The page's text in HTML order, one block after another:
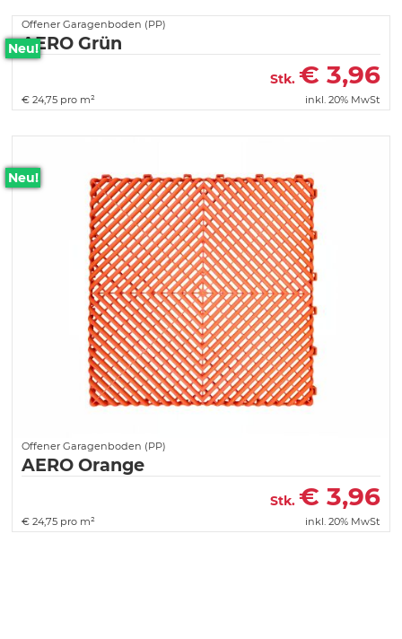
Neu!
Offener Garagenboden (PP)
AERO Grün
Stk. € 3,96
€ 24,75 pro m² inkl. 20% MwSt
Neu!
Offener Garagenboden (PP)
AERO Orange
Stk. € 3,96
€ 24,75 pro m² inkl. 20% MwSt